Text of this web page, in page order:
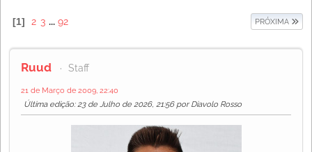
1 2 3 ... 92 PRÓXIMA
Ruud Staff
21 de Março de 2009, 22:40
Última edição: 23 de Julho de 2026, 21:56 por Diavolo Rosso